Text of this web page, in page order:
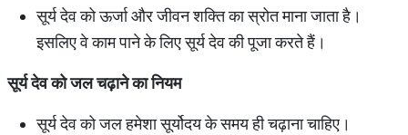
सूर्य देव को ऊर्जा और जीवन शक्ति का स्रोत माना जाता है।
इसलिए वे काम पाने के लिए सूर्य देव की पूजा करते हैं।
सूर्यदेवकोजलचढ़ानेकानियम
सूर्य देव को जल हमेशा सूर्योदय के समय ही चढ़ाना चाहिए।